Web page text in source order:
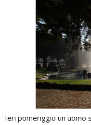
Ieri pomeriggio un uomo